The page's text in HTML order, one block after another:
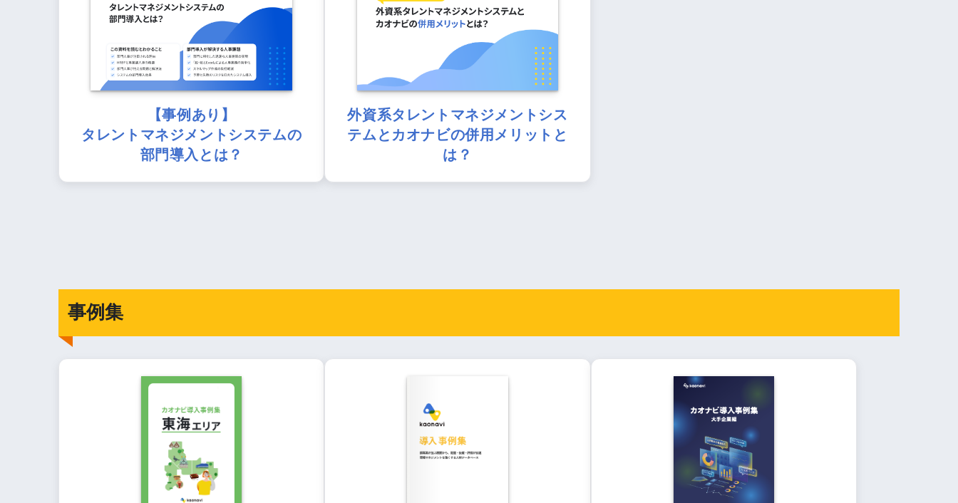
【事例あり】
タレントマネジメントシステムの
部門導入とは？
外資系タレントマネジメントシス
テムとカオナビの併用メリットと
は？
事例集